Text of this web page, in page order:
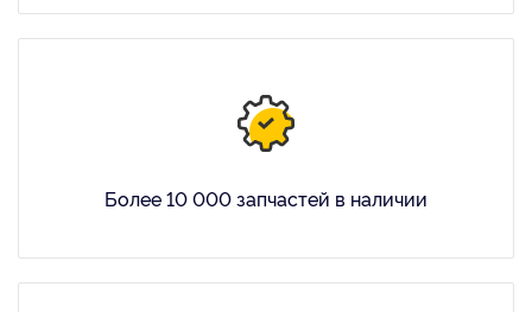
Более 10 000 запчастей в наличии